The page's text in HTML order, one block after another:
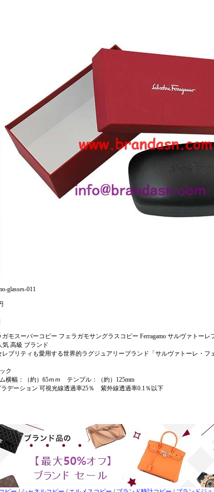
glasses-011
モスーパーコピー フェラガモサングラスコピー Ferragamo サルヴァトーレ
気 高級 ブランド
ブリティも愛用する世界的ラグジュアリーブランド「サルヴァトーレ・フ
ク
横幅：（約）65ｍｍ テンプル：（約）125mm
デーション 可視光線透過率25％ 紫外線透過率0.1％以下